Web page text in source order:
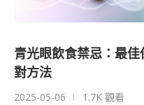
青光眼飲食禁忌：最
對方法
2025-05-06 1.7K 觀看